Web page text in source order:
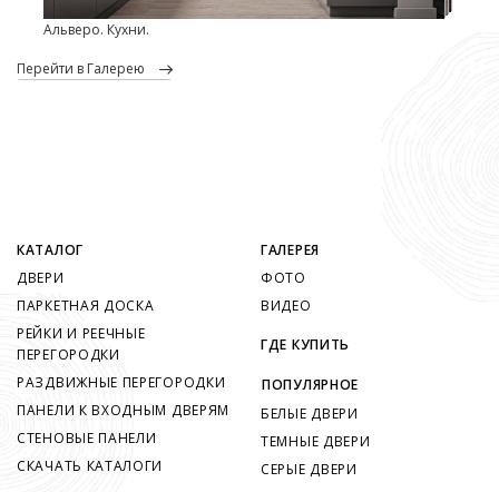
Альверо. Кухни.
перейти в Галерею
КАТАЛОГ
ДВЕРИ
ПАРКЕТНАЯ ДОСКА
РЕЙКИ И РЕЕЧНЫЕ
ПЕРЕГОРОДКИ
РАЗДВИЖНЫЕ ПЕРЕГОРОДКИ
ПАНЕЛИ К ВХОДНЫМ ДВЕРЯМ
СТЕНОВЫЕ ПАНЕЛИ
СКАЧАТЬ КАТАЛОГИ
ГАЛЕРЕЯ
ФОТО
ВИДЕО
ГДЕ КУПИТЬ
ПОПУЛЯРНОЕ
БЕЛЫЕ ДВЕРИ
ТЕМНЫЕ ДВЕРИ
СЕРЫЕ ДВЕРИ